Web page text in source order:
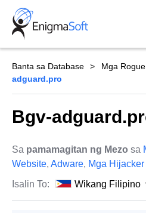
Skip
content
Banta sa Database Mga
adguard.pro
Bgv-
Sa pamamagitan ng Mezo sa
Website, Adware, Mga
Isalin To:
Wikang Filipino